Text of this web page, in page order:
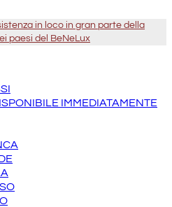
in loco in gran parte della
paesi del BeNeLux
IMMEDIATAMENTE